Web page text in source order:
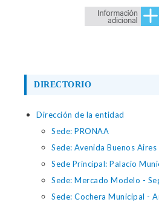
DIRECTORIO
Dirección de la entidad
Sede: PRONAA
Sede: Avenida Buenos Aires
Sede Principal: Palacio
Sede: Mercado Modelo -
Sede: Cochera Municipal -